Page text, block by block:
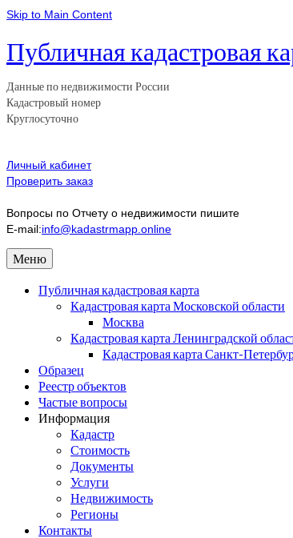
Skip to Main Content
Публичная кадастровая
Данные по недвижимости России
Кадастровый номер
Круглосуточно
Личный кабинет
Проверить заказ
Вопросы по Отчету о недвижимости пишите
E-mail:info@kadastrmapp.online
Меню
Публичная кадастровая карта
Кадастровая карта Московской области
Москва
Кадастровая карта Ленинградской
Кадастровая карта Санкт-
Образец
Реестр объектов
Частые вопросы
Информация
Кадастр
Стоимость
Документы
Услуги
Недвижимость
Регионы
Контакты